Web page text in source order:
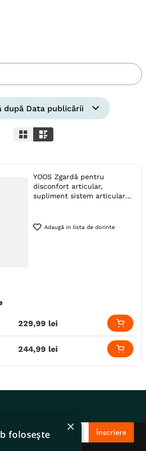
după Data publicării
YOOS Zgardă pentru
disconfort articular,
supliment sistem articular
Adaugă in lista de dorinte
Medie (M)
Mare (L)
Senior
Sistem Articular
4 saptamani
229,99 lei
244,99 lei
Înscriere
×
folosește